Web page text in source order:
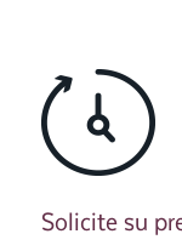
Solicite su